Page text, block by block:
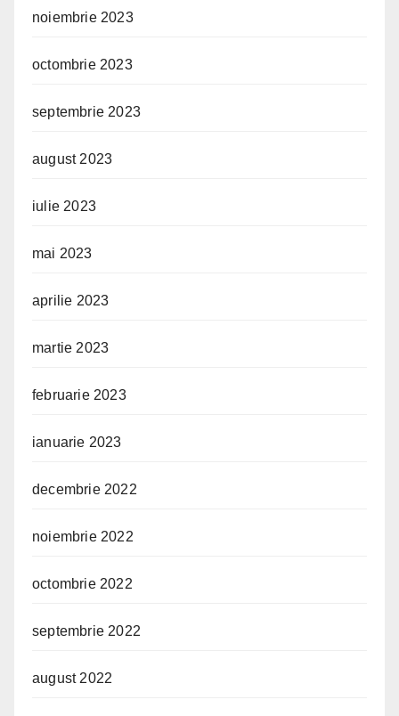
noiembrie 2023
octombrie 2023
septembrie 2023
august 2023
iulie 2023
mai 2023
aprilie 2023
martie 2023
februarie 2023
ianuarie 2023
decembrie 2022
noiembrie 2022
octombrie 2022
septembrie 2022
august 2022